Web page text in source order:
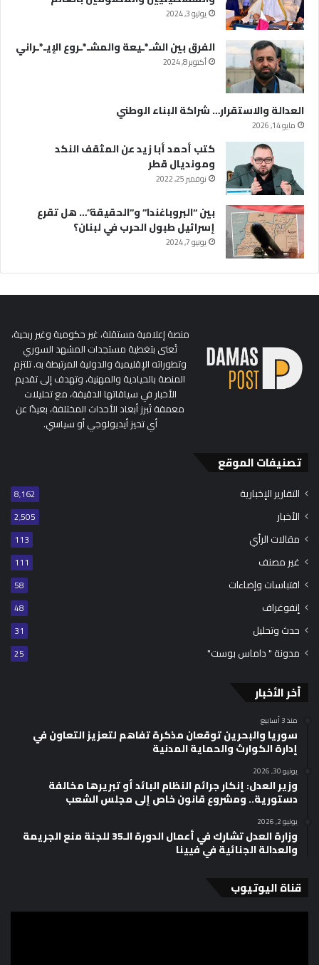
يوليو 3, 2024
الفرق بين الشـ*ـيعة والمشـ*ـروع الإيـ*ـراني
أكتوبر 8, 2024
العدالة والاستقرار… شراكة البناء الوطني
مايو 14, 2026
كتب أحمد أبا زيد عن المثقف النكد
ومونديال قطر
نوفمبر 25, 2022
بين “البروباغندا” و”الحقيقة”… هل تقرع
إسرائيل طبول الحرب في لبنان؟
يونيو 7, 2024
منصة إعلامية مستقلة، غير حكومية وغير ربحية،
تُعنى بتغطية مستجدات المشهد السوري
وتطوراته الإقليمية والدولية المرتبطة به. تلتزم
المنصة بالحيادية والمهنية، وتهدف إلى تقديم
الأخبار في سياقاتها الدقيقة، مع تحليلات
معمقة تُبرز أبعاد الأحداث المختلفة، بعيدًا عن
أي تحيز أيديولوجي أو سياسي.
تصنيفات الموقع
التقارير الإخبارية 8٬162
الأخبار 2٬505
مقالات الرأي 113
غير مصنف 111
اقتباسات وإضاءات 58
إنفوغراف 48
حدث وتحليل 31
مدونة " داماس بوست" 25
أخر الأخبار
منذ 3 أسابيع
سوريا والبحرين توقعان مذكرة تفاهم لتعزيز التعاون في
إدارة الكوارث والحماية المدنية
يونيو 30, 2026
وزير العدل: إنكار جرائم النظام البائد أو تبريرها مخالفة
دستورية.. ومشروع قانون خاص إلى مجلس الشعب
يونيو 2, 2026
وزارة العدل تشارك في أعمال الدورة الـ35 للجنة منع الجريمة
والعدالة الجنائية في فيينا
قناة اليوتيوب